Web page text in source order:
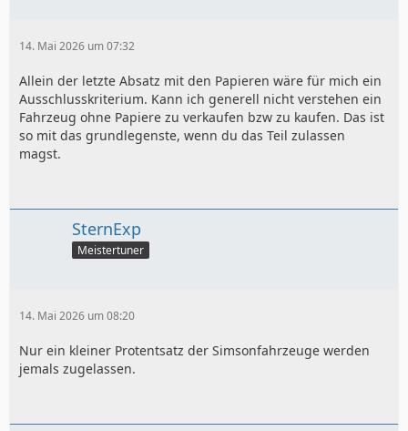
14. Mai 2026 um 07:32
Allein der letzte Absatz mit den Papieren wäre für mich ein
Ausschlusskriterium. Kann ich generell nicht verstehen ein
Fahrzeug ohne Papiere zu verkaufen bzw zu kaufen. Das ist
so mit das grundlegenste, wenn du das Teil zulassen
magst.
SternExp
Meistertuner
14. Mai 2026 um 08:20
Nur ein kleiner Protentsatz der Simsonfahrzeuge werden
jemals zugelassen.